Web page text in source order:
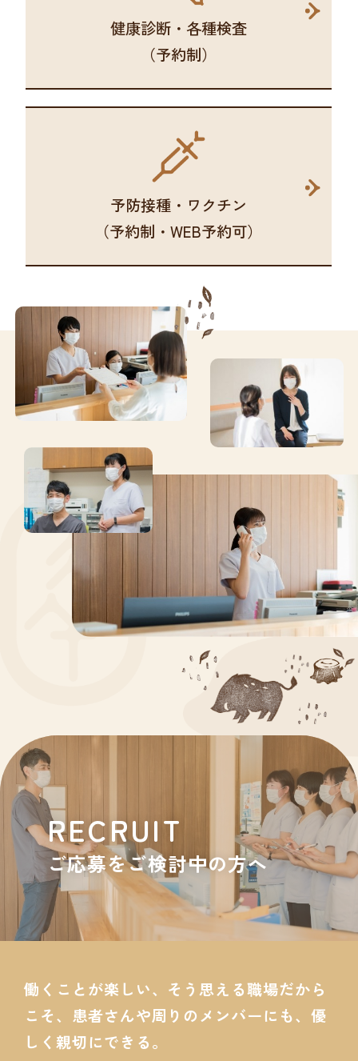
健康診断・各種検査
（予約制）
予防接種・ワクチン
（予約制・WEB予約可）
RECRUIT
ご応募をご検討中の方へ
働くことが楽しい、そう思える職場だから
こそ、患者さんや周りのメンバーにも、優
しく親切にできる。